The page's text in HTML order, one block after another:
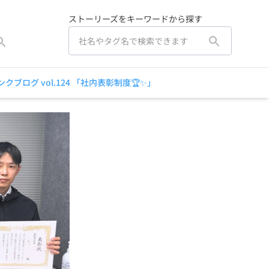
ストーリーズをキーワードから探す
クブログ vol.124 「社内表彰制度🏆✨」